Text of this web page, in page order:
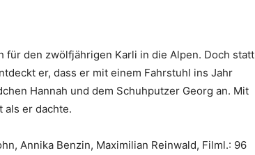
den zwölfjährigen Karli in die Alpen. Doch statt
er, dass er mit einem Fahrstuhl ins Jahr
Hannah und dem Schuhputzer Georg an. Mit
als er dachte.
Annika Benzin, Maximilian Reinwald, Filml.: 96